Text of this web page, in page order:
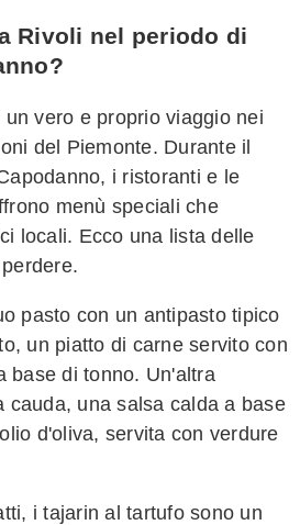
Rivoli nel periodo di
vero e proprio viaggio nei
del Piemonte. Durante il
i ristoranti e le
menù speciali che
locali. Ecco una lista delle
pasto con un antipasto tipico
un piatto di carne servito con
base di tonno. Un'altra
cauda, una salsa calda a base
d'oliva, servita con verdure
i tajarin al tartufo sono un